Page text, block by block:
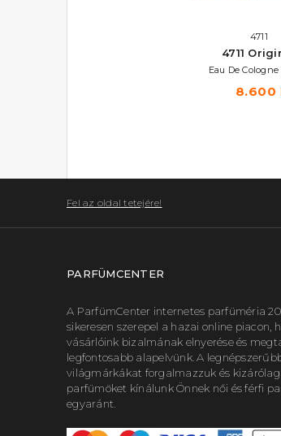
4711
4711
Eau De Cologne
8.600
Fel az oldal tetejére!
PARFÜMCENTER
A ParfümCenter internetes parfüméria
sikeresen szerepel a hazai online piacon,
vásárlóink bizalmának elnyerése és
legfontosabb alapelvünk. A
világmárkákat forgalmazzuk és
parfümöket kínálunk Önnek női és férfi
egyaránt.